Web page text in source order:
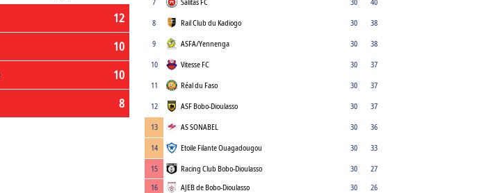
12
10
10
8
8
Rail Club du Kadiogo 30
38
9
ASFA/Yennenga 30
38
10
Vitesse FC 30
37
11
Réal du Faso 30
37
12
ASF Bobo-Dioulasso 30
37
13
AS SONABEL 30
36
14
Etoile Filante Ouagadougou 30
33
15
Racing Club Bobo-Dioulasso 30
27
16
AJEB de Bobo-Dioulasso 30 26